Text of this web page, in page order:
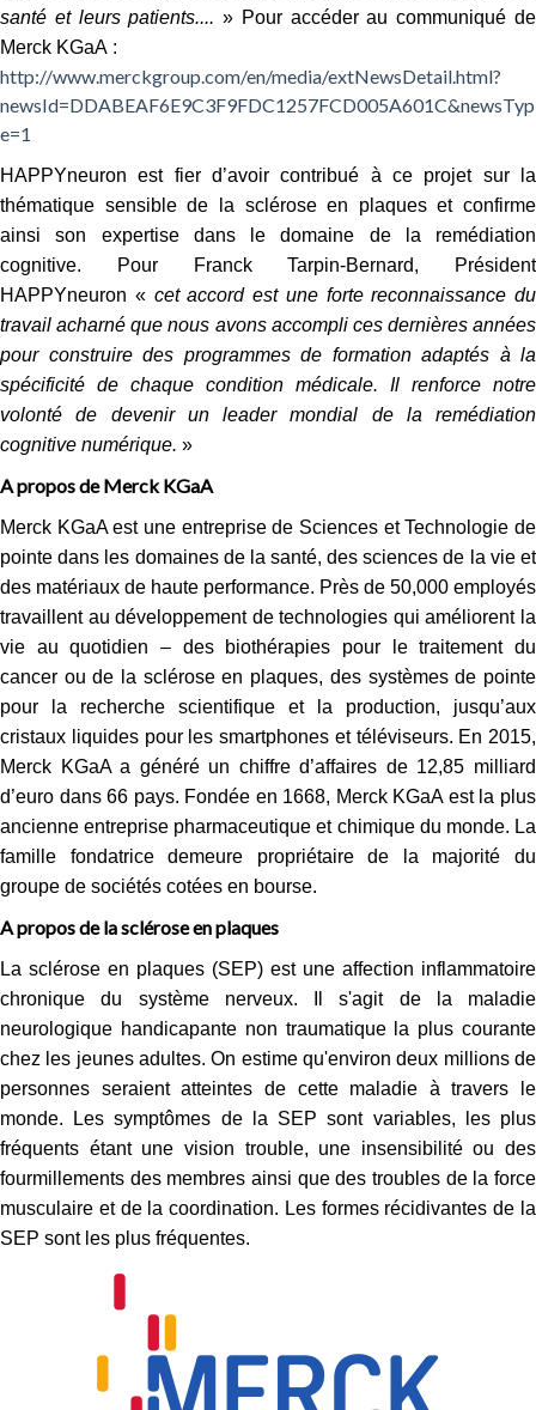
santé et leurs patients....» Pour accéder au communiqué de
Merck KGaA :
http://www.merckgroup.com/en/media/extNewsDetail.html?
newsId=DDABEAF6E9C3F9FDC1257FCD005A601C&newsTyp
e=1
HAPPYneuron est fier d’avoir contribué à ce projet sur la
thématique sensible de la sclérose en plaques et confirme
ainsi son expertise dans le domaine de la remédiation
cognitive. Pour Franck Tarpin-Bernard, Président
HAPPYneuron « cet accord est une forte reconnaissance du
travail acharné que nous avons accompli ces dernières années
pour construire des programmes de formation adaptés à la
spécificité de chaque condition médicale. Il renforce notre
volonté de devenir un leader mondial de la remédiation
cognitive numérique. »
A propos de Merck KGaA
Merck KGaA est une entreprise de Sciences et Technologie de
pointe dans les domaines de la santé, des sciences de la vie et
des matériaux de haute performance. Près de 50,000 employés
travaillent au développement de technologies qui améliorent la
vie au quotidien – des biothérapies pour le traitement du
cancer ou de la sclérose en plaques, des systèmes de pointe
pour la recherche scientifique et la production, jusqu’aux
cristaux liquides pour les smartphones et téléviseurs. En 2015,
Merck KGaA a généré un chiffre d’affaires de 12,85 milliard
d’euro dans 66 pays. Fondée en 1668, Merck KGaA est la plus
ancienne entreprise pharmaceutique et chimique du monde. La
famille fondatrice demeure propriétaire de la majorité du
groupe de sociétés cotées en bourse.
A propos de la sclérose en plaques
La sclérose en plaques (SEP) est une affection inflammatoire
chronique du système nerveux. Il s'agit de la maladie
neurologique handicapante non traumatique la plus courante
chez les jeunes adultes. On estime qu'environ deux millions de
personnes seraient atteintes de cette maladie à travers le
monde. Les symptômes de la SEP sont variables, les plus
fréquents étant une vision trouble, une insensibilité ou des
fourmillements des membres ainsi que des troubles de la force
musculaire et de la coordination. Les formes récidivantes de la
SEP sont les plus fréquentes.